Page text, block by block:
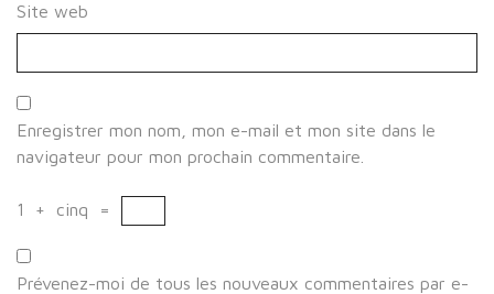
Site web
Enregistrer mon nom, mon e-mail et mon site dans le
navigateur pour mon prochain commentaire.
1 + cinq =
Prévenez-moi de tous les nouveaux commentaires par e-